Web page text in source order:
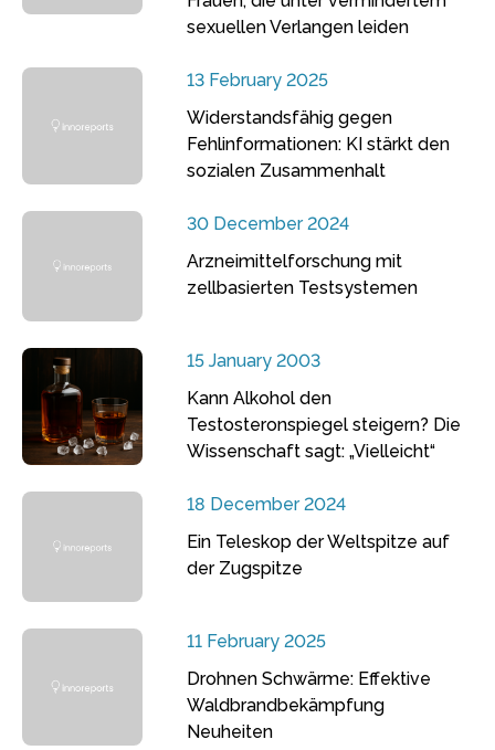
sexuellen Verlangen leiden
13 February 2025
Widerstandsfähig gegen
Fehlinformationen: KI stärkt den
sozialen Zusammenhalt
30 December 2024
Arzneimittelforschung mit
zellbasierten Testsystemen
15 January 2003
Kann Alkohol den
Testosteronspiegel steigern? Die
Wissenschaft sagt: „Vielleicht“
18 December 2024
Ein Teleskop der Weltspitze auf
der Zugspitze
11 February 2025
Drohnen Schwärme: Effektive
Waldbrandbekämpfung
Neuheiten